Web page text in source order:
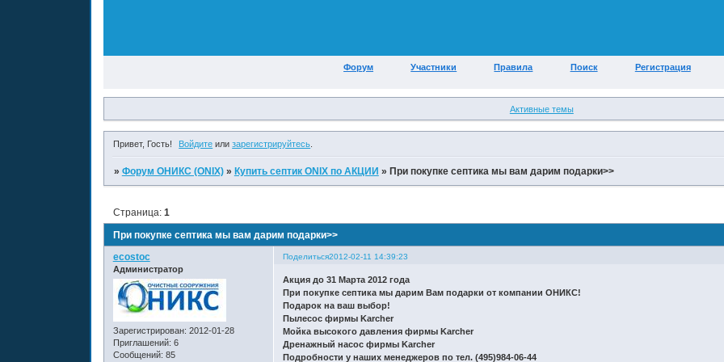
Форум Участники Правила Поиск Регистрация
Активные темы
Привет, Гость! Войдите илизарегистрируйтесь
» Форум ОНИКС (ONIX) » Купить септик ONIX по АКЦИИ » При покупке септика мы вам дарим подарки>>
При покупке септика мы вам дарим подарки>>
Страница: 1
Поделиться2012-02-11 14:39:23
ecostoc
Администратор
Зарегистрирован: 2012-01-28
Приглашений: 6
Сообщений: 85
Акция до 31 Марта 2012 года
При покупке септика мы дарим Вам подарки от компании ОНИКС!
Подарок на ваш выбор!
Пылесос фирмы Karcher
Мойка высокого давления фирмы Karcher
Дренажный насос фирмы Karcher
Подробности у наших менеджеров по тел. (495)984-06-44